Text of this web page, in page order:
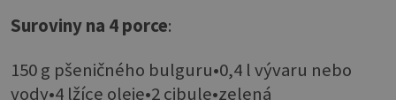
Suroviny na 4 porce:
150 g pšeničného bulguru•0,4 l vývaru nebo
vody•4 lžíce oleje•2 cibule•zelená